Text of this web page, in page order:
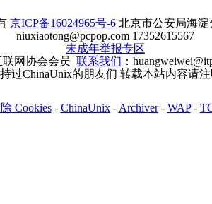
京ICP备16024965号-6 北京市公安局海淀
niuxiaotong@pcpop.com 17352615567
未成年举报专区
联网协会会员 联系我们 ：
过ChinaUnix的朋友们 转载本站内容请
Cookies- ChinaUnix- Archiver- WAP-